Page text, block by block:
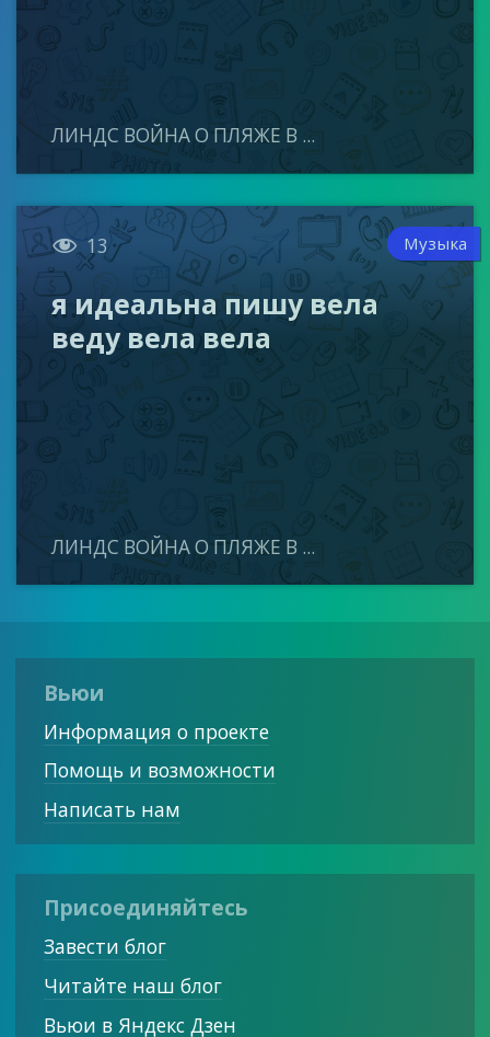
ЛИНДС ВОЙНА О ПЛЯЖЕ В ...
 13 Музыка
я идеальна пишу вела
веду вела вела
ЛИНДС ВОЙНА О ПЛЯЖЕ В ...
Вьюи
Информация о проекте
Помощь и возможности
Написать нам
Присоединяйтесь
Завести блог
Читайте наш блог
Вьюи в Яндекс Дзен